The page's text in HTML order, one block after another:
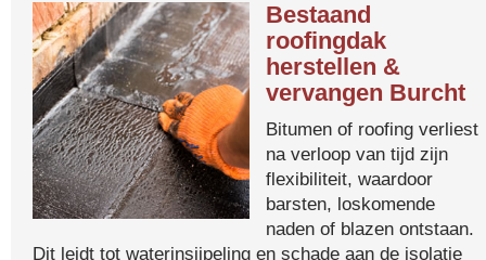
Bestaand
roofingdak
herstellen &
vervangen Burcht
Bitumen of roofing verliest
na verloop van tijd zijn
flexibiliteit, waardoor
barsten, loskomende
naden of blazen ontstaan.
Dit leidt tot waterinsijpeling en schade aan de isolatie